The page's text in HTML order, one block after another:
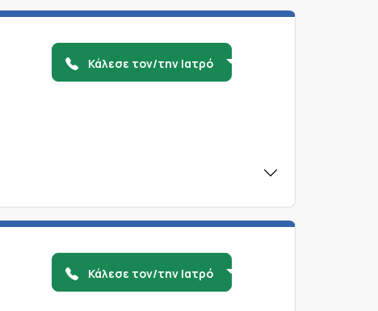
Κάλεσε τον/την Ιατρό
Κάλεσε τον/την Ιατρό